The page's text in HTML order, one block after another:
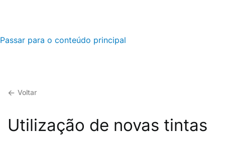
Passar para o conteúdo principal
Voltar
Utilização de novas tintas